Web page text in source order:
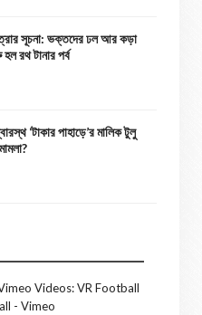
সূচনা: ভক্তদের ঢল আর কড়া
রথ টানার পর্ব
‘টাকার পাহাড়ে’র মালিক টুলু
Videos: VR Football
- Vimeo